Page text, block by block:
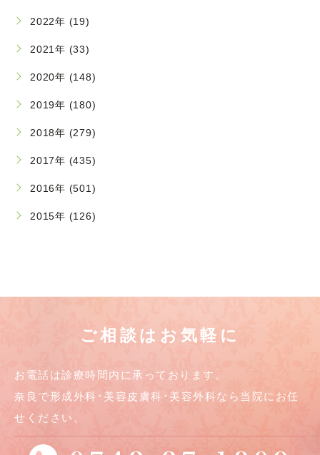
2022年 (19)
2021年 (33)
2020年 (148)
2019年 (180)
2018年 (279)
2017年 (435)
2016年 (501)
2015年 (126)
ご相談はお気軽に
お電話は診療時間内に承っております。
奈良で形成外科･美容皮膚科･美容外科なら当院にお任
せください。